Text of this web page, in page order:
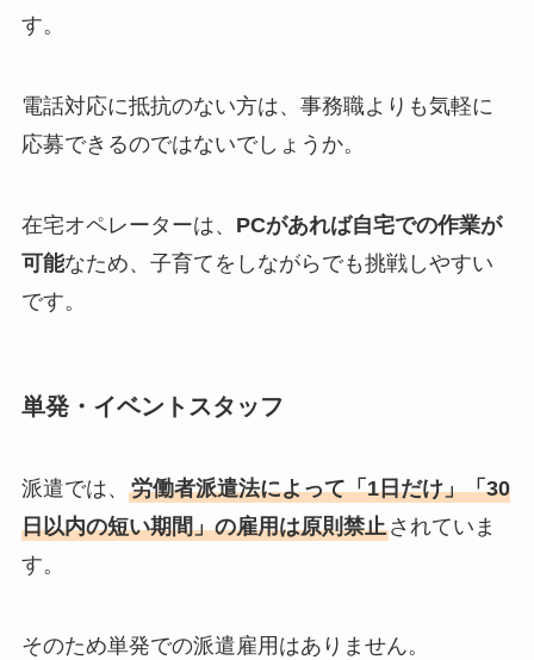
す。
電話対応に抵抗のない方は、事務職よりも気軽に
応募できるのではないでしょうか。
在宅オペレーターは、 PCがあれば自宅での作業が
可能なため、子育てをしながらでも挑戦しやすい
です。
単発・イベントスタッフ
派遣では、 労働者派遣法によって「1日だけ」「30
日以内の短い期間」の雇用は原則禁止されていま
す。
そのため単発での派遣雇用はありません。